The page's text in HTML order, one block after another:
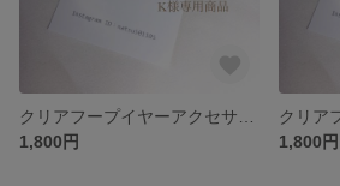
1,800円
1,800円